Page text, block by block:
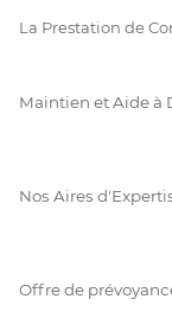
La Prestation de
Maintien et Aide à
Nos Aires
Offre de